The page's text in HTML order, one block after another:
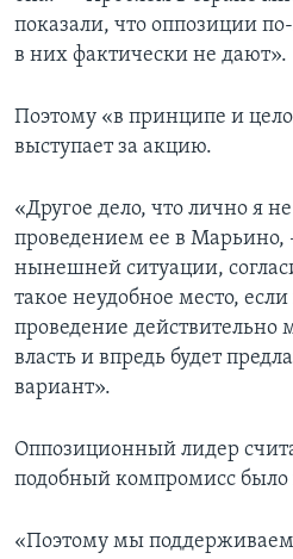
показали, что оппозиции
в них фактически не дают».
Поэтому «в принципе и
выступает за акцию.
«Другое дело, что лично я не
проведением ее в Марьино,
нынешней ситуации,
такое неудобное место,
проведение действительно
власть и впредь будет
вариант».
Оппозиционный лидер
подобный компромисс было
«Поэтому мы